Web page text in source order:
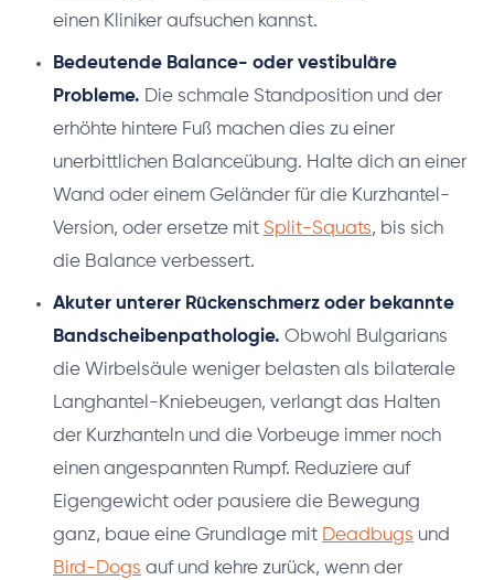
einen Kliniker aufsuchen kannst.
Bedeutende Balance- oder vestibuläre
Probleme. Die schmale Standposition und der
erhöhte hintere Fuß machen dies zu einer
unerbittlichen Balanceübung. Halte dich an einer
Wand oder einem Geländer für die Kurzhantel-
Version, oder ersetze mit Split-Squats, bis sich
die Balance verbessert.
Akuter unterer Rückenschmerz oder bekannte
Bandscheibenpathologie. Obwohl Bulgarians
die Wirbelsäule weniger belasten als bilaterale
Langhantel-Kniebeugen, verlangt das Halten
der Kurzhanteln und die Vorbeuge immer noch
einen angespannten Rumpf. Reduziere auf
Eigengewicht oder pausiere die Bewegung
ganz, baue eine Grundlage mit Deadbugs und
Bird-Dogs auf und kehre zurück, wenn der